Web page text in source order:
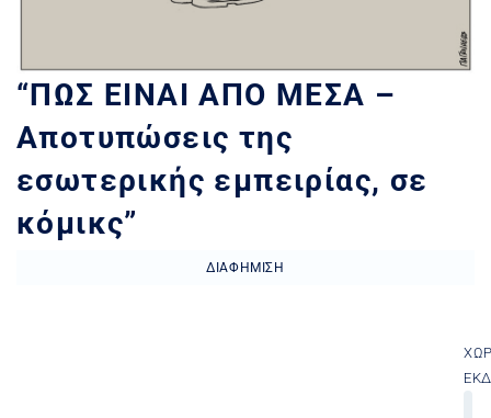
“ΠΩΣ ΕΙΝΑΙ ΑΠΟ ΜΕΣΑ –
Αποτυπώσεις της
εσωτερικής εμπειρίας, σε
κόμικς”
ΔΙΑΦΉΜΙΣΗ